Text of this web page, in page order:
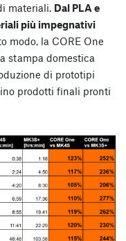
materiali. Dal PLA e
più impegnativi
modo, la CORE One
stampa domestica
di prototipi
prodotti finali pronti